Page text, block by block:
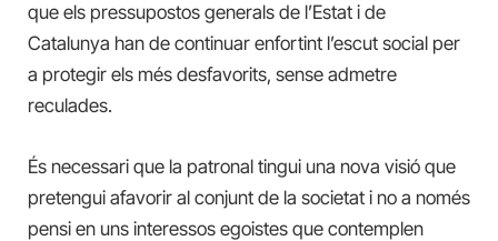
que els pressupostos generals de l’Estat i de
Catalunya han de continuar enfortint l’escut social per
a protegir els més desfavorits, sense admetre
reculades.
És necessari que la patronal tingui una nova visió que
pretengui afavorir al conjunt de la societat i no a només
pensi en uns interessos egoistes que contemplen